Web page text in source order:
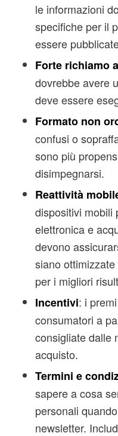
le informazioni
specifiche per il
essere
Forte richiamo
dovrebbe avere
deve essere
Formato non
confusi o
sono più
disimpegnarsi.
Reattività
dispositivi mobili
elettronica e
devono
siano
per i migliori
Incentivi: i
consumatori a
consigliate dalle
acquisto.
Termini e
sapere a cosa
personali
newsletter.